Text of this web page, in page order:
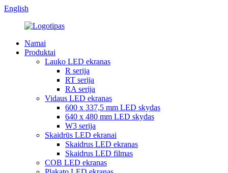
English
Namai
Produktai
Lauko LED ekranas
R serija
RT serija
RA serija
Vidaus LED ekranas
600 x 337,5 mm LED skydas
640 x 480 mm LED skydas
W3 serija
Skaidrūs LED ekranai
Skaidrus LED ekranas
Skaidrus LED filmas
COB LED ekranas